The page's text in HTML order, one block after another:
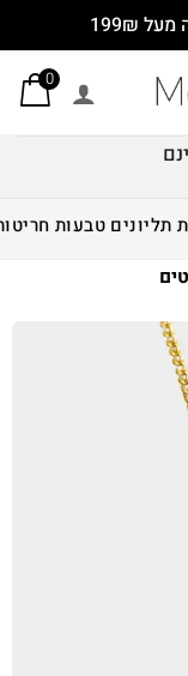
199₪
0
תליונים טבעותחריטות